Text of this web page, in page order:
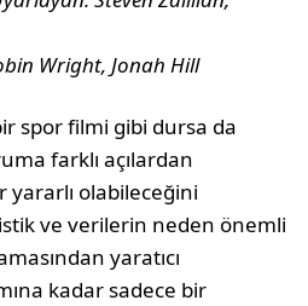
Wright, Jonah Hill
spor filmi gibi dursa da
farklı açılardan
olabileceğini
ve verilerin neden önemli
yaratıcı
kadar sadece bir